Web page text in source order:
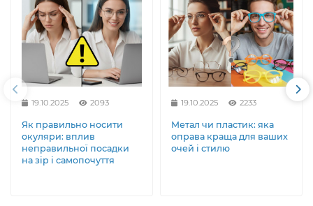
19.10.2025 2093
Як правильно носити
окуляри: вплив
неправильної посадки
на зір і самопочуття
19.10.2025 2233
Метал чи пластик: яка
оправа краща для ваших
очей і стилю